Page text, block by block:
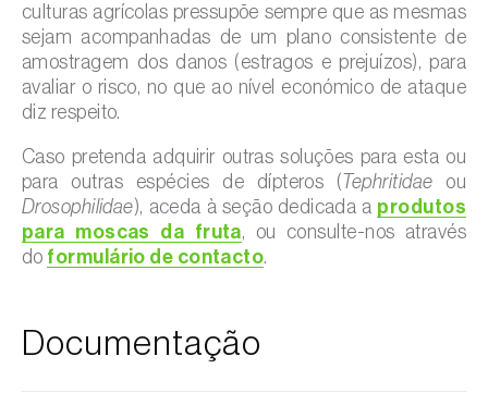
culturas agrícolas pressupõe sempre que as mesmas
sejam acompanhadas de um plano consistente de
amostragem dos danos (estragos e prejuízos), para
avaliar o risco, no que ao nível económico de ataque
diz respeito.
Caso pretenda adquirir outras soluções para esta ou
para outras espécies de dípteros ( Tephritidae ou
Drosophilidae), aceda à seção dedicada a produtos
para moscas da fruta, ou consulte-nos através
do formulário de contacto.
Documentação